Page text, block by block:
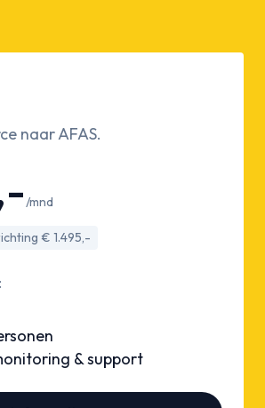
naar AFAS.
/mnd
€ 1.495,-
& support